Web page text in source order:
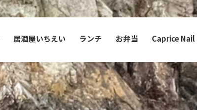
居酒屋いちえい ランチ お弁当 Caprice Nail